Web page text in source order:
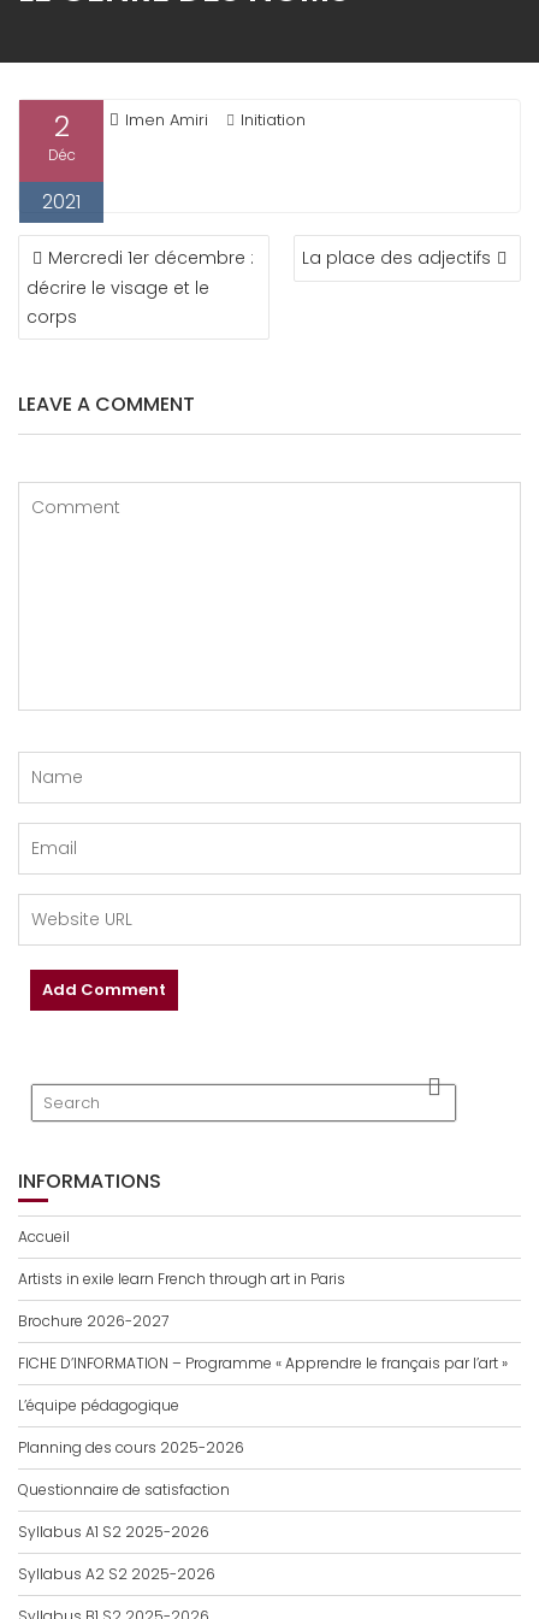
2
Déc
2021
Imen Amiri Initiation
NAVIGATION
DE
L’ARTICLE
Mercredi 1er décembre :
décrire le visage et le
corps
La place des adjectifs
LEAVE A COMMENT
INFORMATIONS
Accueil
Artists in exile learn French through art in Paris
Brochure 2026-2027
FICHE D’INFORMATION – Programme « Apprendre le français par l’art »
L’équipe pédagogique
Planning des cours 2025-2026
Questionnaire de satisfaction
Syllabus A1 S2 2025-2026
Syllabus A2 S2 2025-2026